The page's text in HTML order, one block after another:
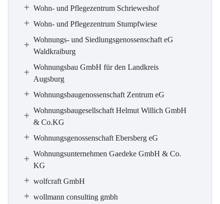
Wohn- und Pflegezentrum Schrieweshof
Wohn- und Pflegezentrum Stumpfwiese
Wohnungs- und Siedlungsgenossenschaft eG
Waldkraiburg
Wohnungsbau GmbH für den Landkreis
Augsburg
Wohnungsbaugenossenschaft Zentrum eG
Wohnungsbaugesellschaft Helmut Willich GmbH
& Co.KG
Wohnungsgenossenschaft Ebersberg eG
Wohnungsunternehmen Gaedeke GmbH & Co.
KG
wolfcraft GmbH
wollmann consulting gmbh